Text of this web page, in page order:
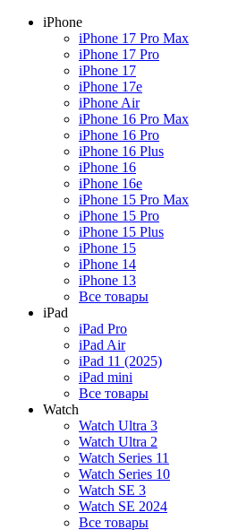
iPhone
iPhone 17 Pro Max
iPhone 17 Pro
iPhone 17
iPhone 17e
iPhone Air
iPhone 16 Pro Max
iPhone 16 Pro
iPhone 16 Plus
iPhone 16
iPhone 16e
iPhone 15 Pro Max
iPhone 15 Pro
iPhone 15 Plus
iPhone 15
iPhone 14
iPhone 13
Все товары
iPad
iPad Pro
iPad Air
iPad 11 (2025)
iPad mini
Все товары
Watch
Watch Ultra 3
Watch Ultra 2
Watch Series 11
Watch Series 10
Watch SE 3
Watch SE 2024
Все товары